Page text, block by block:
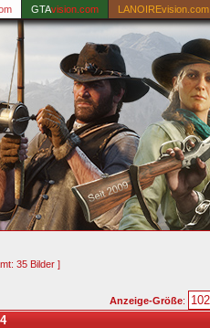
GTAvision.com LANOIREvision.com
35 Bilder ]
Anzeige-Größe: